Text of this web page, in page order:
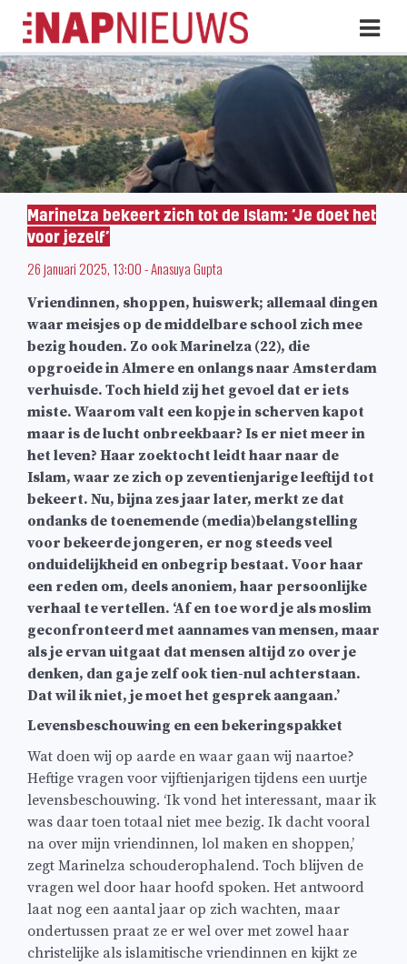
Skip
naar
inhoud
Marinelza bekeert zich tot de Islam: ‘Je doet het
voor jezelf’
26 januari 2025, 13:00-Anasuya Gupta
Vriendinnen, shoppen, huiswerk; allemaal dingen
waar meisjes op de middelbare school zich mee
bezig houden. Zo ook Marinelza (22), die
opgroeide in Almere en onlangs naar Amsterdam
verhuisde. Toch hield zij het gevoel dat er iets
miste. Waarom valt een kopje in scherven kapot
maar is de lucht onbreekbaar? Is er niet meer in
het leven? Haar zoektocht leidt haar naar de
Islam, waar ze zich op zeventienjarige leeftijd tot
bekeert. Nu, bijna zes jaar later, merkt ze dat
ondanks de toenemende (media)belangstelling
voor bekeerde jongeren, er nog steeds veel
onduidelijkheid en onbegrip bestaat. Voor haar
een reden om, deels anoniem, haar persoonlijke
verhaal te vertellen. ‘Af en toe word je als moslim
geconfronteerd met aannames van mensen, maar
als je ervan uitgaat dat mensen altijd zo over je
denken, dan ga je zelf ook tien-nul achterstaan.
Dat wil ik niet, je moet het gesprek aangaan.’
Levensbeschouwing en een bekeringspakket
Wat doen wij op aarde en waar gaan wij naartoe?
Heftige vragen voor vijftienjarigen tijdens een uurtje
levensbeschouwing. ‘Ik vond het interessant, maar ik
was daar toen totaal niet mee bezig. Ik dacht vooral
na over mijn vriendinnen, lol maken en shoppen,’
zegt Marinelza schouderophalend. Toch blijven de
vragen wel door haar hoofd spoken. Het antwoord
laat nog een aantal jaar op zich wachten, maar
ondertussen praat ze er wel over met zowel haar
christelijke als islamitische vriendinnen en kijkt ze